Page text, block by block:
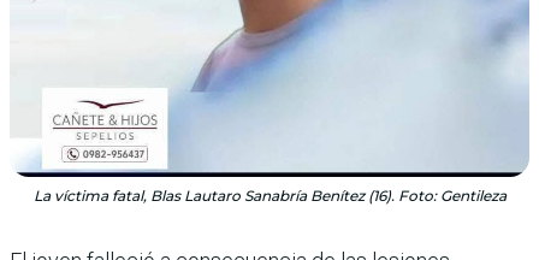
La víctima fatal, Blas Lautaro Sanabría Benítez (16). Foto: Gentileza